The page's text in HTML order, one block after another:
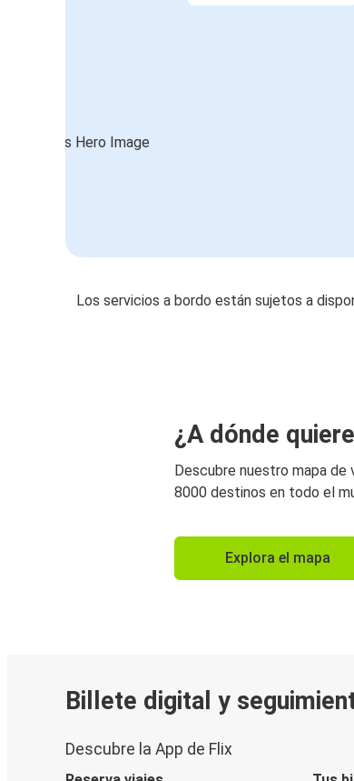
Los servicios a bordo están sujetos a
¿A dónde
Descubre nuestro mapa de
8000 destinos en todo el
Explora el mapa
Billete digital y
Descubre la App de Flix